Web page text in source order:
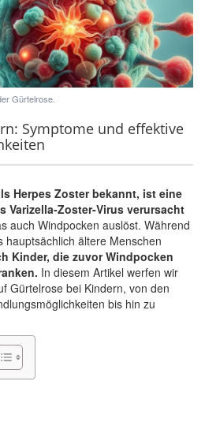
Gürtelrose.
Symptome und effektive
Herpes Zoster bekannt, ist eine
Varizella-Zoster-Virus verursacht
auch Windpocken auslöst. Während
hauptsächlich ältere Menschen
Kinder, die zuvor Windpocken
In diesem Artikel werfen wir
Gürtelrose bei Kindern, von den
bis hin zu